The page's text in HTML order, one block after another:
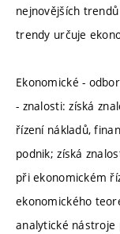
nejnovějších
trendy určuje
Ekonomické -
- znalosti: získá
řízení nákladů,
podnik; získá
při ekonomickém
ekonomického
analytické nástroje